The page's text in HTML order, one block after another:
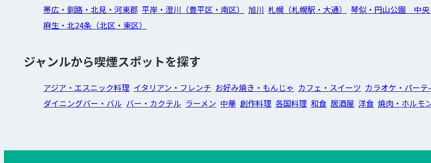
帯広・釧路・北見・河東郡 平岸・澄川（豊平区・南区） 旭川 札幌（札幌駅・大通）
琴似・円山公園 中央
麻生・北24条（北区・東区）
ジャンルから喫煙スポットを探す
アジア・エスニック料理 イタリアン・フレンチ お好み焼き・もんじゃ カフェ・スイーツ カラオケ・パーテ
ダイニングバー・バル バー・カクテル ラーメン 中華 創作料理 各国料理 和食 居酒屋 洋食 焼肉・ホルモ